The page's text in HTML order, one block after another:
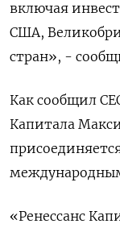
включая
США,
стран», -
Как сообщил
Капитала
«Ренессанс